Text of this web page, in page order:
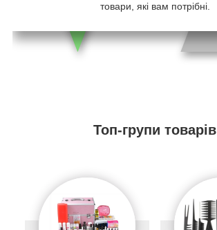
товари, які вам потрібні.
Топ-групи товарів